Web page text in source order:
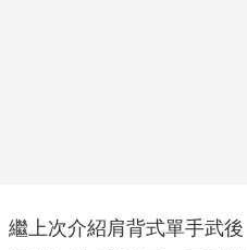
繼上次介紹肩背式單手武